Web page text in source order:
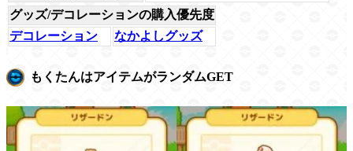
グッズ/デコレーションの購入優先度
デコレーション
なかよしグッズ
もくたんはアイテムがランダムGET